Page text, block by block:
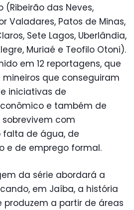
das Neves,
Valadares, Patos de Minas,
Sete Lagos, Uberlândia,
Muriaé e Teofilo Otoni).
em 12 reportagens, que
que conseguiram
iniciativas de
e também de
com
de água, de
e de emprego formal.
da série abordará a
em Jaíba, a história
produzem a partir de áreas